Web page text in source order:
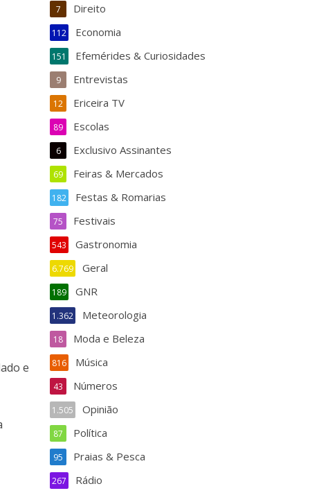
e
Direito
7
Economia
112
Efemérides & Curiosidades
151
Entrevistas
9
Ericeira TV
12
Escolas
89
Exclusivo Assinantes
6
Feiras & Mercados
69
Festas & Romarias
182
Festivais
75
Gastronomia
543
Geral
6.769
GNR
189
Meteorologia
1.362
Moda e Beleza
18
Música
816
Números
43
Opinião
1.505
Política
87
Praias & Pesca
95
Rádio
267